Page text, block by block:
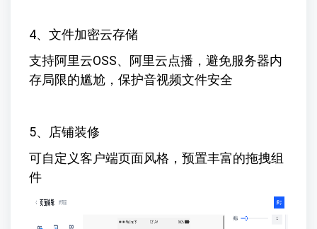
4、文件加密云存储
支持阿里云OSS、阿里云点播，避免服务器内
存局限的尴尬，保护音视频文件安全
5、店铺装修
可自定义客户端页面风格，预置丰富的拖拽组
件